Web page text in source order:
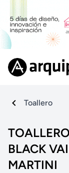
Toallero
BLACK
MARTINI